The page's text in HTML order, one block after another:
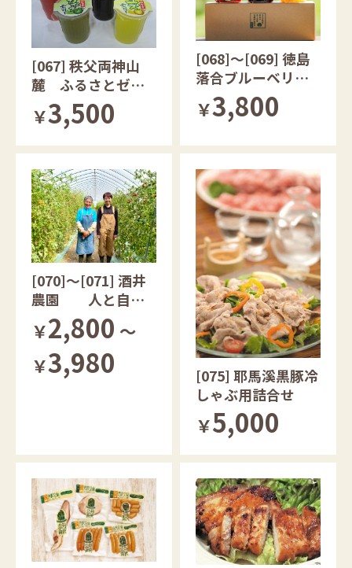
[067] 秩父両神山
麓 ふるさとゼリ
￥3,500
[068]～[069] 徳島
落合ブルーベリー
園のジャム
￥3,800
[070]～[071] 酒井
農園 人と自然
のさかいです
￥2,800 ～
￥3,980
[075] 耶馬溪黒豚冷
しゃぶ用詰合せ
￥5,000